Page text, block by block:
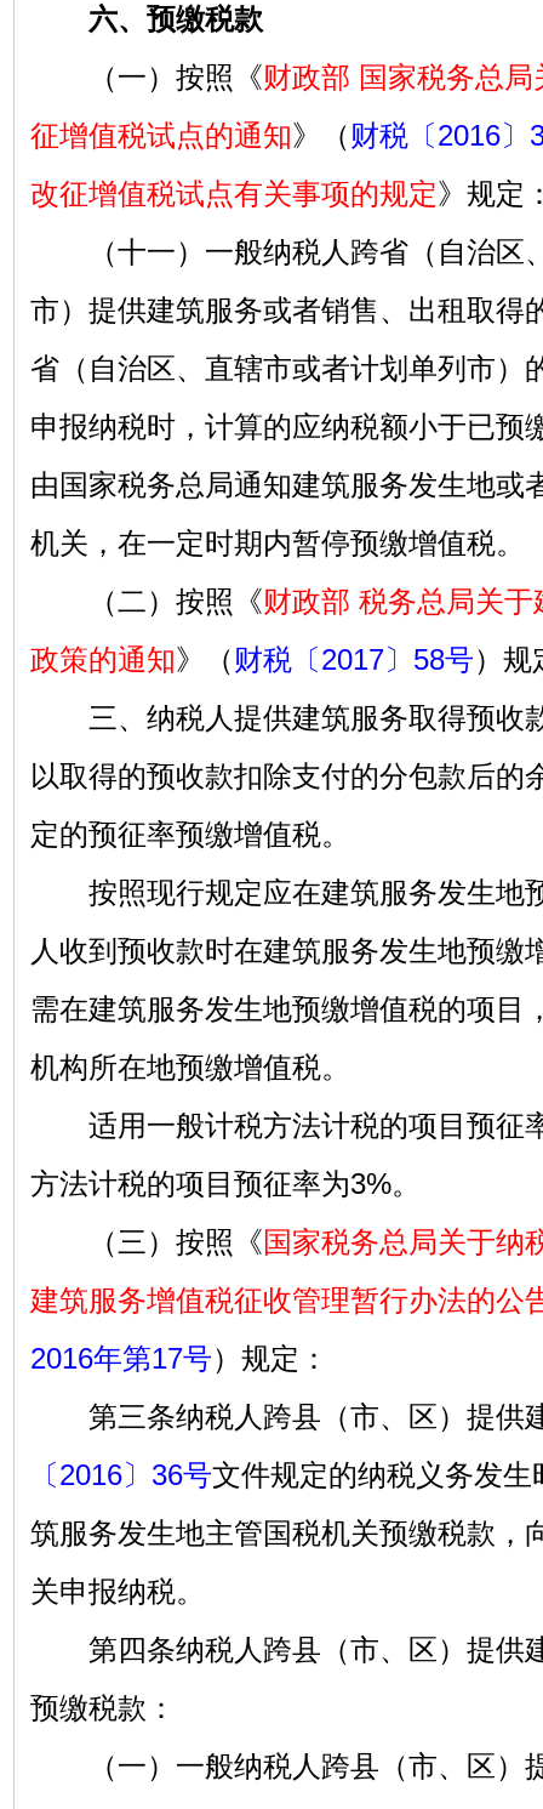
六、预缴税款
（一）按照《财政部 国家税务总
征增值税试点的通知》（财税〔2016〕
改征增值税试点有关事项的规定》规定
（十一）一般纳税人跨省（自治区
市）提供建筑服务或者销售、出租取得
省（自治区、直辖市或者计划单列市）
申报纳税时，计算的应纳税额小于已预
由国家税务总局通知建筑服务发生地或
机关，在一定时期内暂停预缴增值税。
（二）按照《财政部 税务总局关
政策的通知》（财税〔2017〕58号）规
三、纳税人提供建筑服务取得预收
以取得的预收款扣除支付的分包款后的
定的预征率预缴增值税。
按照现行规定应在建筑服务发生地
人收到预收款时在建筑服务发生地预缴
需在建筑服务发生地预缴增值税的项目
机构所在地预缴增值税。
适用一般计税方法计税的项目预征
方法计税的项目预征率为3%。
（三）按照《国家税务总局关于纳
建筑服务增值税征收管理暂行办法的公
2016年第17号）规定：
第三条纳税人跨县（市、区）提供
〔2016〕36号文件规定的纳税义务发
筑服务发生地主管国税机关预缴税款，
关申报纳税。
第四条纳税人跨县（市、区）提供
预缴税款：
（一）一般纳税人跨县（市、区）